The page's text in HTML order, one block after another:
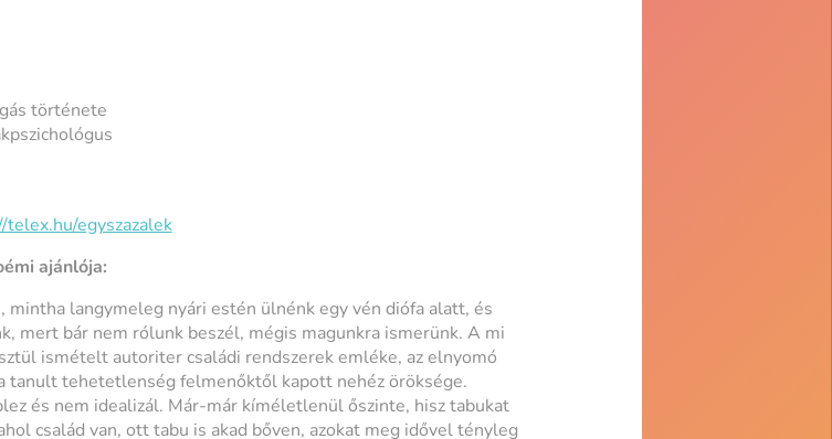
története
telex.hu/egyszazalek
ajánlója:
mintha langymeleg nyári estén ülnénk egy vén diófa alatt, és
mert bár nem rólunk beszél, mégis magunkra ismerünk. A mi
ismételt autoriter családi rendszerek emléke, az elnyomó
tanult tehetetlenség felmenőktől kapott nehéz öröksége.
és nem idealizál. Már-már kíméletlenül őszinte, hisz tabukat
család van, ott tabu is akad bőven, azokat meg idővel tényleg